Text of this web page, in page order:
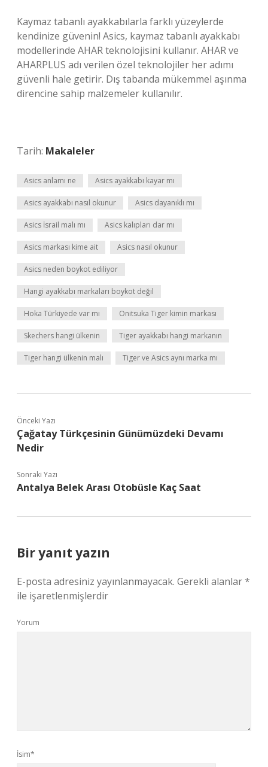
Kaymaz tabanlı ayakkabılarla farklı yüzeylerde
kendinize güvenin! Asics, kaymaz tabanlı ayakkabı
modellerinde AHAR teknolojisini kullanır. AHAR ve
AHARPLUS adı verilen özel teknolojiler her adımı
güvenli hale getirir. Dış tabanda mükemmel aşınma
direncine sahip malzemeler kullanılır.
Tarih: Makaleler
Asics anlamı ne Asics ayakkabı kayar mı
Asics ayakkabı nasıl okunur Asics dayanıklı mı
Asics İsrail malı mı Asics kalıpları dar mı
Asics markası kime ait Asics nasıl okunur
Asics neden boykot ediliyor
Hangi ayakkabı markaları boykot değil
Hoka Türkiyede var mı Onitsuka Tiger kimin markası
Skechers hangi ülkenin Tiger ayakkabı hangi markanın
Tiger hangi ülkenin malı Tiger ve Asics aynı marka mı
Önceki Yazı
Çağatay Türkçesinin Günümüzdeki Devamı
Nedir
Sonraki Yazı
Antalya Belek Arası Otobüsle Kaç Saat
Bir yanıt yazın
E-posta adresiniz yayınlanmayacak. Gerekli alanlar*
ile işaretlenmişlerdir
Yorum
İsim*